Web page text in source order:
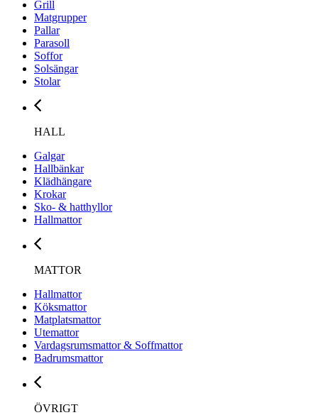
Grill
Matgrupper
Pallar
Parasoll
Soffor
Solsängar
Stolar
HALL
Galgar
Hallbänkar
Klädhängare
Krokar
Sko- & hatthyllor
Hallmattor
MATTOR
Hallmattor
Köksmattor
Matplatsmattor
Utemattor
Vardagsrumsmattor & Soffmattor
Badrumsmattor
ÖVRIGT